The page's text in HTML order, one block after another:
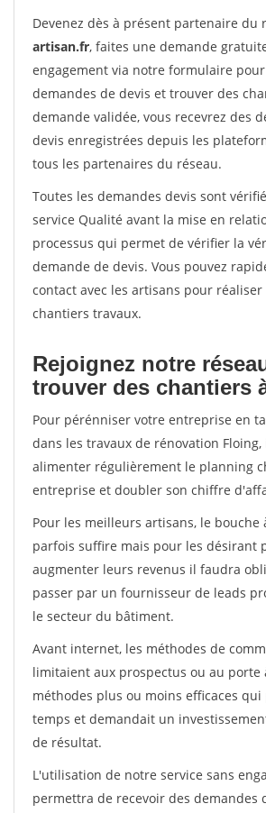
Devenez dès à présent partenaire du
artisan.fr, faites une demande
engagement via notre formulaire
demandes de devis et trouver des
demande validée, vous recevrez des
devis enregistrées depuis les
tous les partenaires du réseau.
Toutes les demandes devis sont
service Qualité avant la mise en
processus qui permet de vérifier la
demande de devis. Vous pouvez
contact avec les artisans pour
chantiers travaux.
Rejoignez notre
trouver des chantiers
Pour pérénniser votre entreprise en
dans les travaux de rénovation
alimenter régulièrement le planning
entreprise et doubler son chiffre
Pour les meilleurs artisans, le bouche
parfois suffire mais pour les désirant
augmenter leurs revenus il faudra
passer par un fournisseur de leads
le secteur du bâtiment.
Avant internet, les méthodes de
limitaient aux prospectus ou au porte
méthodes plus ou moins efficaces
temps et demandait un
de résultat.
L'utilisation de notre service sans
permettra de recevoir des demandes